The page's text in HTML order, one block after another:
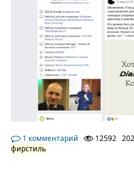
1 комментарий 12592
фирстиль